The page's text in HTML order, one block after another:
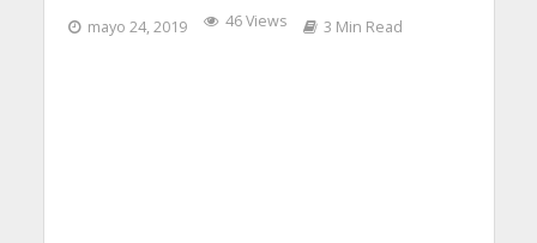
mayo 24, 2019 46 Views 3 Min Read